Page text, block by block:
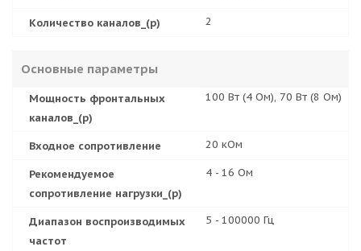
Количество каналов_(р) 2
Основные параметры
Мощность фронтальных
каналов_(р)
100 Вт (4 Ом), 70 Вт (8 Ом)
Входное сопротивление 20 кОм
Рекомендуемое
сопротивление нагрузки_(р)
4 - 16 Ом
Диапазон воспроизводимых
частот
5 - 100000 Гц